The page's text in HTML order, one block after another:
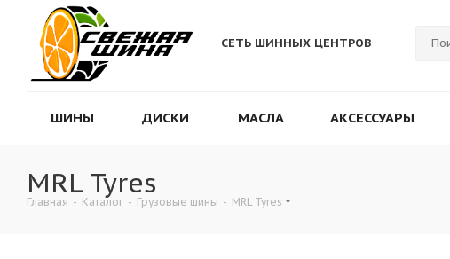
СЕТЬ ШИННЫХ ЦЕНТРОВ
ШИНЫ ДИСКИ МАСЛА АКСЕССУАРЫ
MRL Tyres
Главная - Каталог - Грузовые шины - MRL Tyres